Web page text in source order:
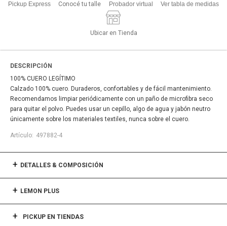
Pickup Express Conocé tu talle Probador virtual Ver tabla de medidas
Ubicar en Tienda
DESCRIPCIÓN
100% CUERO LEGÍTIMO
Calzado 100% cuero. Duraderos, confortables y de fácil mantenimiento.
Recomendamos limpiar periódicamente con un paño de microfibra seco
para quitar el polvo. Puedes usar un cepillo, algo de agua y jabón neutro
únicamente sobre los materiales textiles, nunca sobre el cuero.
497882-4
DETALLES & COMPOSICIÓN
LEMON PLUS
PICKUP EN TIENDAS